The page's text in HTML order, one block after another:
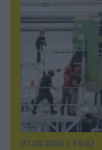
07.08.2026 | 16:02